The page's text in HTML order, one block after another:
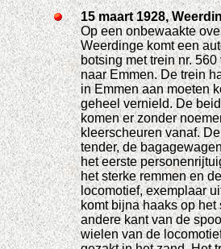
15 maart 1928,
Op een onbewaakte
Weerdinge komt een
botsing met trein nr.
naar Emmen. De trein
in Emmen aan moeten
geheel vernield. De
komen er zonder
kleerscheuren vanaf.
tender, de
het eerste
het sterke remmen en
locomotief, exemplaar
komt bijna haaks op het
andere kant van de
wielen van de